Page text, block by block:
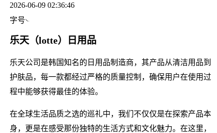
2026-06-09 02:36:46
字号
乐天（lotte）日用品
乐天公司是韩国知名的日用品制造商，其产品从清洁用品到
护肤品，每一款都经过严格的质量控制，确保用户在使用过
程中能够获得最佳的体验。
在全球生活品质之选的巡礼中，我们不仅仅是在探索产品本
身，更是在感受那份独特的生活方式和文化魅力。在这里，